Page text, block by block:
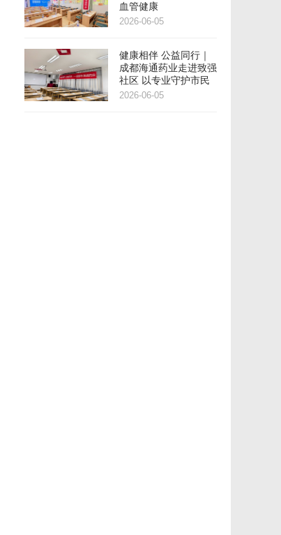
血管健康
2026-06-05
健康相伴 公益同行｜
成都海通药业走进致强
社区 以专业守护市民
健康
2026-06-05